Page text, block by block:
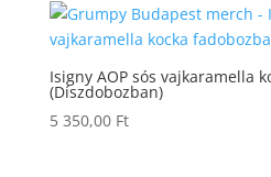
Isigny AOP sós vajkaramella
(Díszdobozban)
5 350,00 Ft